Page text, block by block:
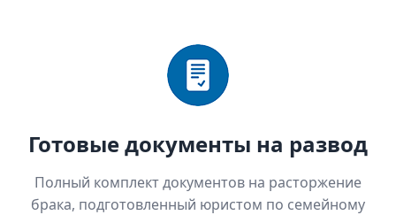
Готовые документы на развод
Полный комплект документов на расторжение
брака, подготовленный юристом по семейному